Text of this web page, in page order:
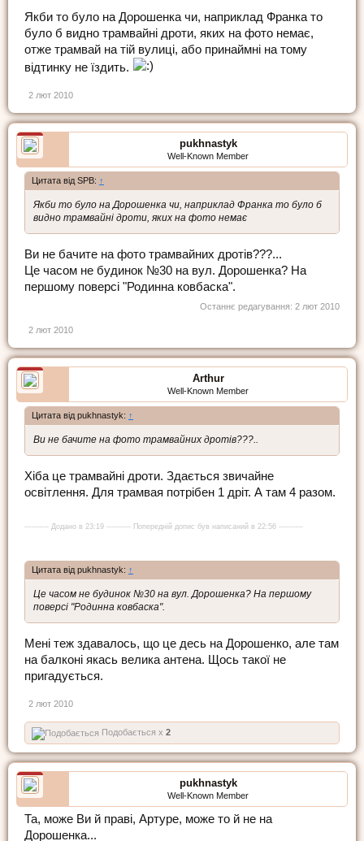
Якби то було на Дорошенка чи, наприклад Франка то
було б видно трамвайні дроти, яких на фото немає,
отже трамвай на тій вулиці, або принаймні на тому
відтинку не їздить.
2 лют 2010
pukhnastyk
Well-Known Member
Цитата від SPB: ↑
Якби то було на Дорошенка чи, наприклад Франка то було б
видно трамвайні дроти, яких на фото немає
Ви не бачите на фото трамвайних дротів???...
Це часом не будинок №30 на вул. Дорошенка? На
першому поверсі "Родинна ковбаска".
Останнє редагування: 2 лют 2010
2 лют 2010
Arthur
Well-Known Member
Цитата від pukhnastyk: ↑
Ви не бачите на фото трамвайних дротів???..
Хіба це трамвайні дроти. Здається звичайне
освітлення. Для трамвая потрібен 1 дріт. А там 4 разом.
---------- Додано в 23:19 ---------- Попередній допис був написаний в 22:56 ----------
Цитата від pukhnastyk: ↑
Це часом не будинок №30 на вул. Дорошенка? На першому
поверсі "Родинна ковбаска".
Мені теж здавалось, що це десь на Дорошенко, але там
на балконі якась велика антена. Щось такої не
пригадується.
2 лют 2010
Подобається x 2
pukhnastyk
Well-Known Member
Та, може Ви й праві, Артуре, може то й не на
Дорошенка...